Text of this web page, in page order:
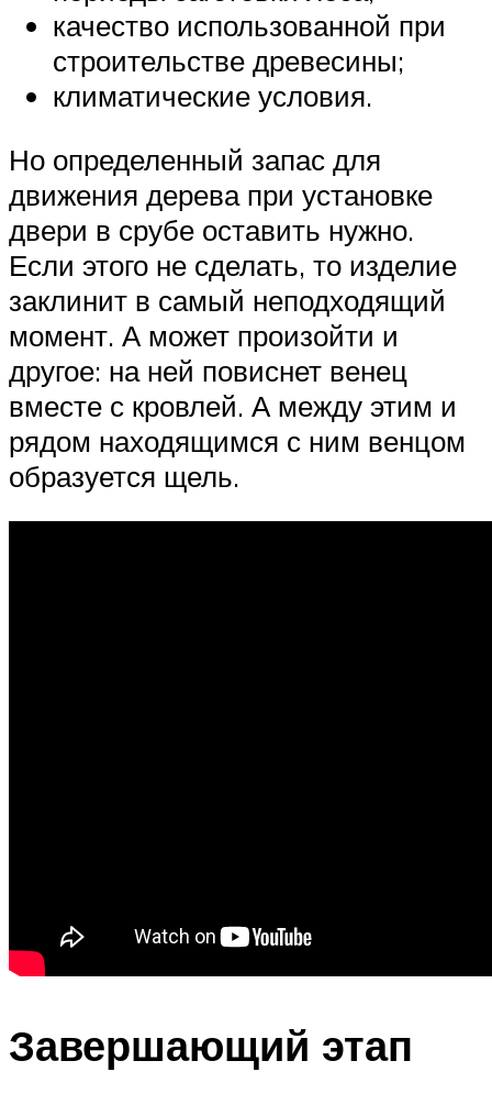
качество использованной при
строительстве древесины;
климатические условия.
Но определенный запас для
движения дерева при установке
двери в срубе оставить нужно.
Если этого не сделать, то изделие
заклинит в самый неподходящий
момент. А может произойти и
другое: на ней повиснет венец
вместе с кровлей. А между этим и
рядом находящимся с ним венцом
образуется щель.
Завершающий этап